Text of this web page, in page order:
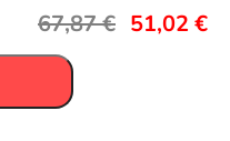
67,87€ 51,02 €